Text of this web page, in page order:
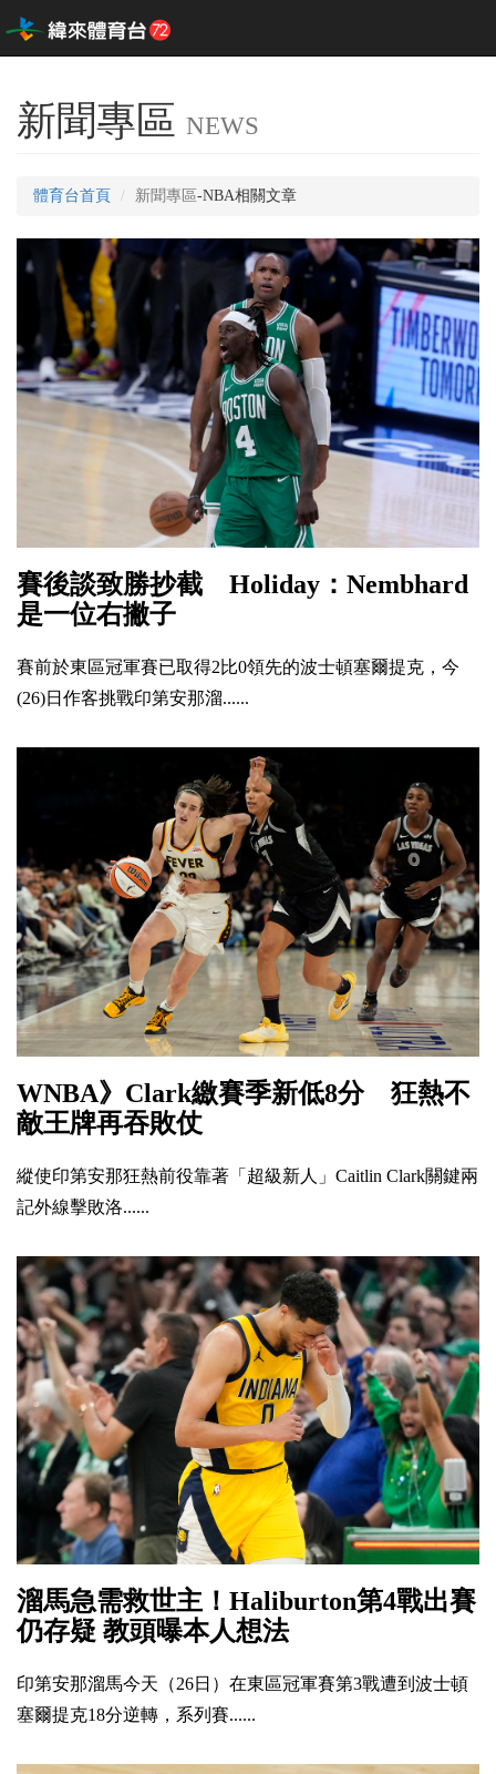
新聞專區 NEWS
體育台首頁 新聞專區-NBA相關文章
賽後談致勝抄截 Holiday：Nembhard
是一位右撇子
賽前於東區冠軍賽已取得2比0領先的波士頓塞爾提克，今
(26)日作客挑戰印第安那溜......
WNBA》Clark繳賽季新低8分 狂熱不
敵王牌再吞敗仗
縱使印第安那狂熱前役靠著「超級新人」Caitlin Clark關鍵兩
記外線擊敗洛......
溜馬急需救世主！Haliburton第4戰出賽
仍存疑 教頭曝本人想法
印第安那溜馬今天（26日）在東區冠軍賽第3戰遭到波士頓
塞爾提克18分逆轉，系列賽......